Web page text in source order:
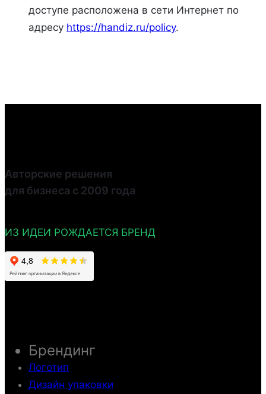
доступе расположена в сети Интернет по
адресу https://handiz.ru/policy.
Авторские решения
для бизнеса с 2009 года
ИЗ ИДЕИ РОЖДАЕТСЯ БРЕНД
Брендинг
Логотип
Дизайн упаковки